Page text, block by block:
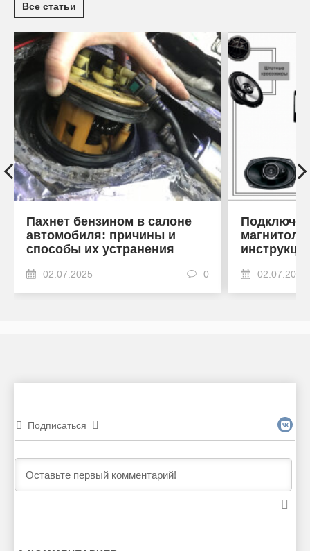
Все статьи
Пахнет бензином в салоне
автомобиля: причины и
способы их устранения
02.07.2025 0 02.07.2025
Подписаться